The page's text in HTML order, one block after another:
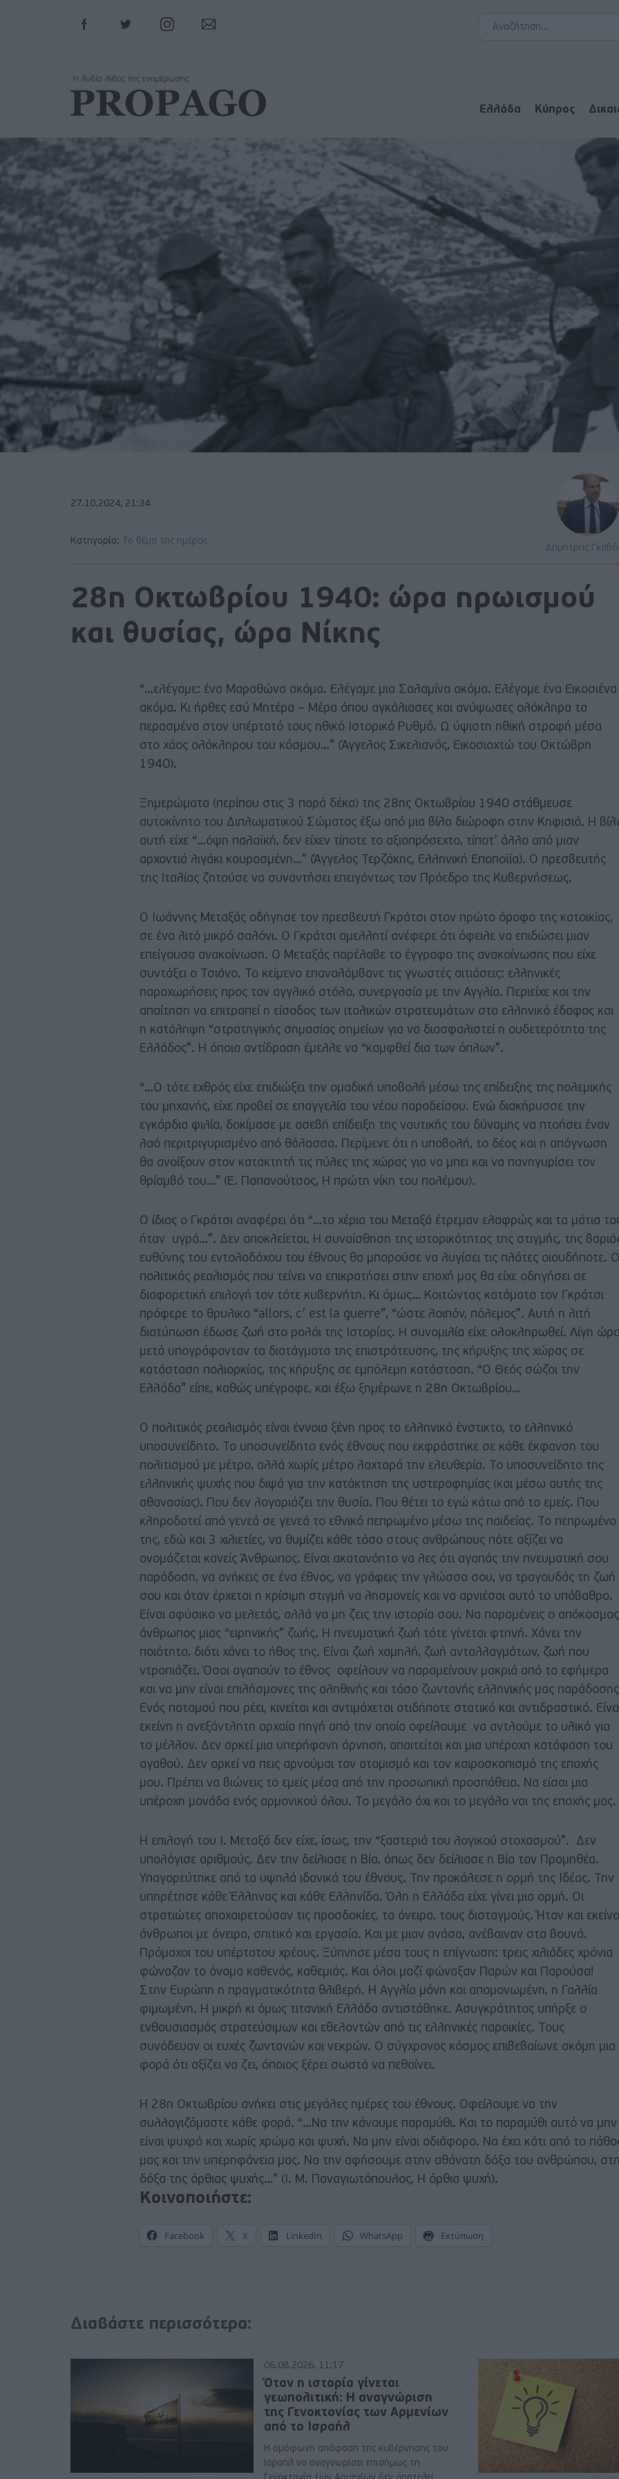
FacebookTwitter InstagramContact
Ελλάδα Κύπρος
27.10.2024, 21:34
Κατηγορία: Το θέμα της ημέρας
Δημήτρης
28η Οκτωβρίου 1940: ώρα ηρωισμού
και θυσίας, ώρα Νίκης
“…ελέγαμε: ένα Μαραθώνα ακόμα. Ελέγαμε μια Σαλαμίνα ακόμα. Ελέγαμε ένα Εικοσιένα
ακόμα. Κι ήρθες εσύ Μητέρα – Μέρα όπου αγκάλιασες και ανύψωσες ολόκληρα τα
περασμένα στον υπέρτατό τους ηθικό Ιστορικό Ρυθμό. Ω ύψιστη ηθική στροφή μέσα
στο χάος ολόκληρου του κόσμου…” (Άγγελος Σικελιανός, Εικοσιοχτώ του Οκτώβρη
1940).
Ξημερώματα (περίπου στις 3 παρά δέκα) της 28ης Οκτωβρίου 1940 στάθμευσε
αυτοκίνητο του Διπλωματικού Σώματος έξω από μια βίλα διώροφη στην Κηφισιά. Η
αυτή είχε “…όψη παλαϊκή, δεν είχεν τίποτε το αξιοπρόσεχτο, τίποτ’ άλλο από μιαν
αρχοντιά λιγάκι κουρασμένη…” (Άγγελος Τερζάκης, Ελληνική Εποποϊία). Ο πρεσβευτής
της Ιταλίας ζητούσε να συναντήσει επειγόντως τον Πρόεδρο της Κυβερνήσεως.
Ο Ιωάννης Μεταξάς οδήγησε τον πρεσβευτή Γκράτσι στον πρώτο όροφο της κατοικίας,
σε ένα λιτό μικρό σαλόνι. Ο Γκράτσι αμελλητί ανέφερε ότι όφειλε να επιδώσει μιαν
επείγουσα ανακοίνωση. Ο Μεταξάς παρέλαβε το έγγραφο της ανακοίνωσης που είχε
συντάξει ο Τσιάνο. Το κείμενο επαναλάμβανε τις γνωστές αιτιάσεις: ελληνικές
παραχωρήσεις προς τον αγγλικό στόλο, συνεργασία με την Αγγλία. Περιείχε και την
απαίτηση να επιτραπεί η είσοδος των ιταλικών στρατευμάτων στο ελληνικό έδαφος και
η κατάληψη “στρατηγικής σημασίας σημείων για να διασφαλιστεί η ουδετερότητα της
Ελλάδος”. Η όποια αντίδραση έμελλε να “καμφθεί δια των όπλων”.
“…Ο τότε εχθρός είχε επιδιώξει την ομαδική υποβολή μέσω της επίδειξης της πολεμικής
του μηχανής, είχε προβεί σε επαγγελία του νέου παραδείσου. Ενώ διακήρυσσε την
εγκάρδια φιλία, δοκίμασε με ασεβή επίδειξη της ναυτικής του δύναμης να πτοήσει έναν
λαό περιτριγυρισμένο από θάλασσα. Περίμενε ότι η υποβολή, το δέος και η απόγνωση
θα ανοίξουν στον κατακτητή τις πύλες της χώρας για να μπει και να πανηγυρίσει τον
θρίαμβό του…” (Ε. Παπανούτσος, Η πρώτη νίκη του πολέμου).
Ο ίδιος ο Γκράτσι αναφέρει ότι “…τα χέρια του Μεταξά έτρεμαν ελαφρώς και τα μάτια
ήταν υγρά…”. Δεν αποκλείεται. Η συναίσθηση της ιστορικότητας της στιγμής, της
ευθύνης του εντολοδόχου του έθνους θα μπορούσε να λυγίσει τις πλάτες οιουδήποτε. Ο
πολιτικός ρεαλισμός που τείνει να επικρατήσει στην εποχή μας θα είχε οδηγήσει σε
διαφορετική επιλογή τον τότε κυβερνήτη. Κι όμως… Κοιτώντας κατάματα τον Γκράτσι
πρόφερε το θρυλικο “allors, c’ est la guerre”, “ώστε λοιπόν, πόλεμος”. Αυτή η λιτή
διατύπωση έδωσε ζωή στο ρολόι της Ιστορίας. Η συνομιλία είχε ολοκληρωθεί. Λίγη
μετά υπογράφονταν τα διατάγματα της επιστράτευσης, της κήρυξης της χώρας σε
κατάσταση πολιορκίας, της κήρυξης σε εμπόλεμη κατάσταση. “Ο Θεός σώζοι την
Ελλάδα” είπε, καθώς υπέγραφε, και έξω ξημέρωνε η 28η Οκτωβρίου…
Ο πολιτικός ρεαλισμός είναι έννοια ξένη προς το ελληνικό ένστικτο, το ελληνικό
υποσυνείδητο. Το υποσυνείδητο ενός έθνους που εκφράστηκε σε κάθε έκφανση του
πολιτισμού με μέτρο, αλλά χωρίς μέτρο λαχταρά την ελευθερία. Το υποσυνείδητο της
ελληνικής ψυχής που διψά για την κατάκτηση της υστεροφημίας (και μέσω αυτής της
αθανασίας). Που δεν λογαριάζει την θυσία. Που θέτει το εγώ κάτω από το εμείς. Που
κληροδοτεί από γενεά σε γενεά το εθνικό πεπρωμένο μέσω της παιδείας. Το πεπρωμένο
της, εδώ και 3 χιλιετίες, να θυμίζει κάθε τόσο στους ανθρώπους πότε αξίζει να
ονομάζεται κανείς Άνθρωπος. Είναι ακατανόητο να λες ότι αγαπάς την πνευματική σου
παράδοση, να ανήκεις σε ένα έθνος, να γράφεις την γλώσσα σου, να τραγουδάς τη ζωή
σου και όταν έρχεται η κρίσιμη στιγμή να λησμονείς και να αρνιέσαι αυτό το υπόβαθρο.
Είναι αφύσικο να μελετάς, αλλά να μη ζεις την ιστορία σου. Να παραμένεις ο απόκοσμος
άνθρωπος μιας “ειρηνικής” ζωής. Η πνευματική ζωή τότε γίνεται φτηνή. Χάνει την
ποιότητα, διότι χάνει το ήθος της. Είναι ζωή χαμηλή, ζωή ανταλλαγμάτων, ζωή που
ντροπιάζει. Όσοι αγαπούν το έθνος οφείλουν να παραμείνουν μακριά από τα εφήμερα
και να μην είναι επιλήσμονες της αληθινής και τόσο ζωντανής ελληνικής μας
Ενός ποταμού που ρέει, κινείται και αντιμάχεται οτιδήποτε στατικό και αντιδραστικό.
εκείνη η ανεξάντλητη αρχαία πηγή από την οποία οφείλουμε να αντλούμε το υλικό για
το μέλλον. Δεν αρκεί μια υπερήφανη άρνηση, απαιτείται και μια υπέροχη κατάφαση του
αγαθού. Δεν αρκεί να πεις αρνούμαι τον ατομισμό και τον καιροσκοπισμό της εποχής
μου. Πρέπει να βιώνεις το εμείς μέσα από την προσωπική προσπάθεια. Να είσαι μια
υπέροχη μονάδα ενός αρμονικού όλου. Το μεγάλο όχι και το μεγάλο ναι της εποχής μας.
Η επιλογή του Ι. Μεταξά δεν είχε, ίσως, την “ξαστεριά του λογικού στοχασμού”. Δεν
υπολόγισε αριθμούς. Δεν την δείλιασε η Βία, όπως δεν δείλιασε η Βία τον Προμηθέα.
Υπαγορεύτηκε από τα υψηλά ιδανικά του έθνους. Την προκάλεσε η ορμή της Ιδέας. Την
υπηρέτησε κάθε Έλληνας και κάθε Ελληνίδα. Όλη η Ελλάδα είχε γίνει μια ορμή. Οι
στρατιώτες αποχαιρετούσαν τις προσδοκίες, τα όνειρα, τους δισταγμούς. Ήταν και
άνθρωποι με όνειρα, σπιτικό και εργασία. Και με μιαν ανάσα, ανέβαιναν στα βουνά.
Πρόμαχοι του υπέρτατου χρέους. Ξύπνησε μέσα τους η επίγνωση: τρεις χιλιάδες χρόνια
φώναζαν το όνομα καθενός, καθεμιάς. Και όλοι μαζί φώναξαν Παρών και Παρούσα!
Στην Ευρώπη η πραγματικότητα θλιβερή. Η Αγγλία μόνη και απομονωμένη, η Γαλλία
φιμωμένη. Η μικρή κι όμως τιτανική Ελλάδα αντιστάθηκε. Ασυγκράτητος υπήρξε ο
ενθουσιασμός στρατεύσιμων και εθελοντών από τις ελληνικές παροικίες. Τους
συνόδευαν οι ευχές ζωντανών και νεκρών. Ο σύγχρονος κόσμος επιβεβαίωνε ακόμη μια
φορά ότι αξίζει να ζει, όποιος ξέρει σωστά να πεθαίνει.
Η 28η Οκτωβρίου ανήκει στις μεγάλες ημέρες του έθνους. Οφείλουμε να την
συλλογιζόμαστε κάθε φορά. “…Να την κάνουμε παραμύθι. Και το παραμύθι αυτό να μην
είναι ψυχρό και χωρίς χρώμα και ψυχή. Να μην είναι αδιάφορο. Να έχει κάτι από το
μας και την υπερηφάνεια μας. Να την αφήσουμε στην αθάνατη δόξα του ανθρώπου,
δόξα της όρθιας ψυχής…” (Ι. Μ. Παναγιωτόπουλος, Η όρθια ψυχή).
Κοινοποιήστε:
Facebook X LinkedIn WhatsApp Εκτύπωση
Διαβάστε περισσότερα:
06.08.2026, 11:17
Όταν η ιστορία γίνεται
γεωπολιτική: Η αναγνώριση
της Γενοκτονίας των Αρμενίων
από το Ισραήλ
Η ομόφωνη απόφαση της κυβέρνησης του
Ισραήλ να αναγνωρίσει επισήμως τη